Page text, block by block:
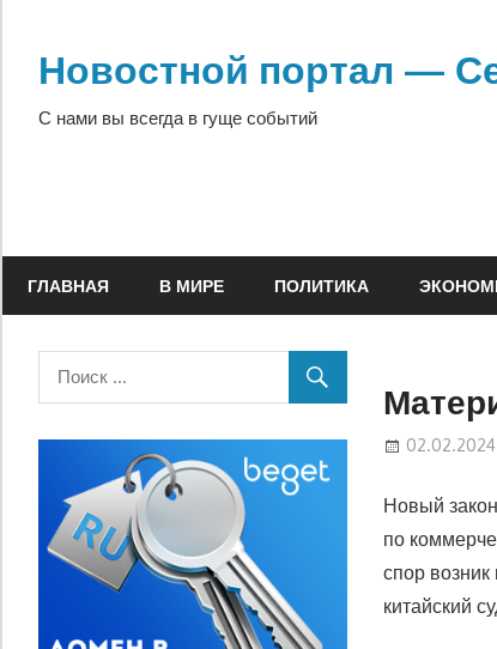
содержимому
Новостной портал —
С нами вы всегда в гуще событий
ГЛАВНАЯ В МИРЕ ПОЛИТИКА
02.02.2024
Новый
по
спор
китайский